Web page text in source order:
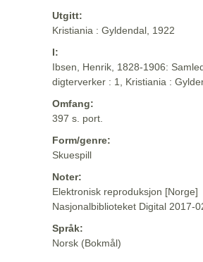
Utgitt:
Kristiania : Gyldendal, 1922
I:
Ibsen, Henrik, 1828-1906:
digterverker : 1, Kristiania :
Omfang:
397 s. port.
Form/genre:
Skuespill
Noter:
Elektronisk reproduksjon [Norge]
Nasjonalbiblioteket Digital 2017-
Språk:
Norsk (Bokmål)